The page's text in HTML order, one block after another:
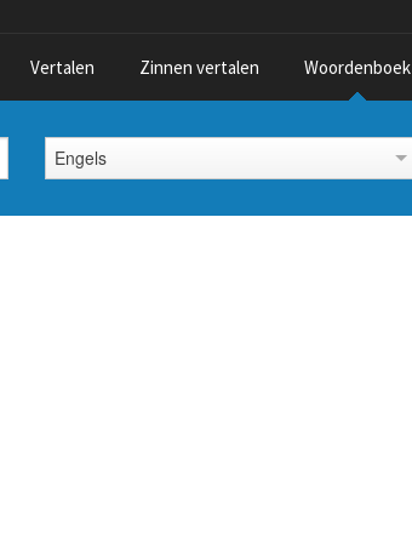
Vertalen Zinnen vertalen Woordenboek
Engels